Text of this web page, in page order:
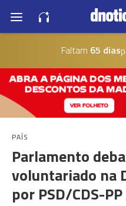
Faltam 65 dias
PAÍS
Parlamento
voluntariado na
por PSD/CDS-PP